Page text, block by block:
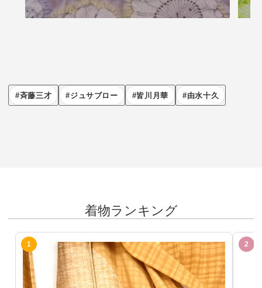
斉藤三才 ジュサブロー 皆川月華 由水十久
着物ランキング